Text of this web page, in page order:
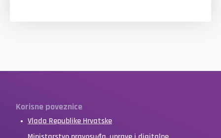
Korisne poveznice
Vlada Republike Hrvatske